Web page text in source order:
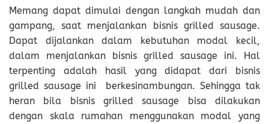
Memang dapat dimulai dengan langkah mudah dan
gampang, saat menjalankan bisnis grilled sausage.
Dapat dijalankan dalam kebutuhan modal kecil,
dalam menjalankan bisnis grilled sausage ini. Hal
terpenting adalah hasil yang didapat dari bisnis
grilled sausage ini berkesinambungan. Sehingga tak
heran bila bisnis grilled sausage bisa dilakukan
dengan skala rumahan menggunakan modal yang